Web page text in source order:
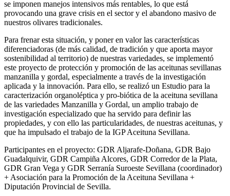
se imponen manejos intensivos más rentables, lo que está
provocando una grave crisis en el sector y el abandono masivo de
nuestros olivares tradicionales.
Para frenar esta situación, y poner en valor las características
diferenciadoras (de más calidad, de tradición y que aporta mayor
sostenibilidad al territorio) de nuestras variedades, se implementó
este proyecto de protección y promoción de las aceitunas sevillanas
manzanilla y gordal, especialmente a través de la investigación
aplicada y la innovación. Para ello, se realizó un Estudio para la
caracterización organoléptica y pro-biótica de la aceituna sevillana
de las variedades Manzanilla y Gordal, un amplio trabajo de
investigación especializado que ha servido para definir las
propiedades, y con ello las particularidades, de nuestras aceitunas, y
que ha impulsado el trabajo de la IGP Aceituna Sevillana.
Participantes en el proyecto: GDR Aljarafe-Doñana, GDR Bajo
Guadalquivir, GDR Campiña Alcores, GDR Corredor de la Plata,
GDR Gran Vega y GDR Serranía Suroeste Sevillana (coordinador)
+ Asociación para la Promoción de la Aceituna Sevillana +
Diputación Provincial de Sevilla.